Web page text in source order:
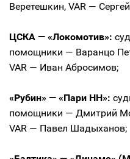
Веретешкин, VAR —
ЦСКА — «Локомотив»:
помощники — Варанцо
VAR — Иван Абросимов;
«Рубин» — «Пари НН»:
помощники — Дмитрий
VAR — Павел Шадыханов;